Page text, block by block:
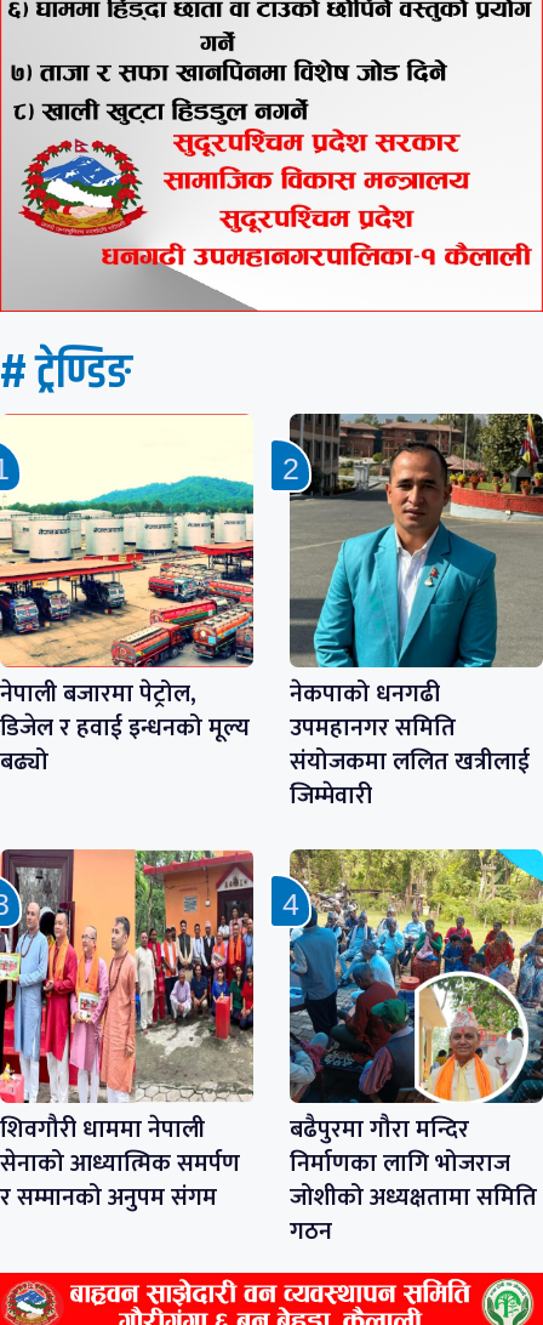
# ट्रेण्डिङ
नेपाली बजारमा पेट्रोल,
डिजेल र हवाई इन्धनको मूल्य
बढ्यो
नेकपाको धनगढी
उपमहानगर समिति
संयोजकमा ललित खत्रीलाई
जिम्मेवारी
शिवगौरी धाममा नेपाली
सेनाको आध्यात्मिक समर्पण
र सम्मानको अनुपम संगम
बढैपुरमा गौरा मन्दिर
निर्माणका लागि भोजराज
जोशीको अध्यक्षतामा समिति
गठन